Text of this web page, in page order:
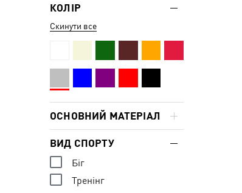
КОЛІР
Скинути все
ОСНОВНИЙ МАТЕРІАЛ
ВИД СПОРТУ
Біг
Тренінг